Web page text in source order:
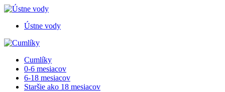
Ústne vody
Cumlíky
0-6 mesiacov
6-18 mesiacov
Staršie ako 18 mesiacov